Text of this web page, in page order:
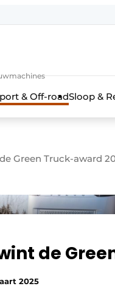
FR
Bedankt voor de
Bedankt voor
bouwmaterieel &
& Off-roadSloop &
Green Truck-award
de
2025